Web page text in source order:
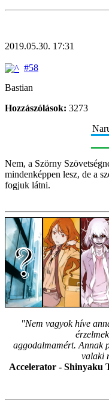
2019.05.30. 17:31
#58
Bastian
Hozzászólások: 3273
Nem, a Szörny
mindenképpen lesz, de a
fogjuk látni.
"Nem vagyok híve
aggodalmamért. Annak
valaki
Accelerator - Shinyaku